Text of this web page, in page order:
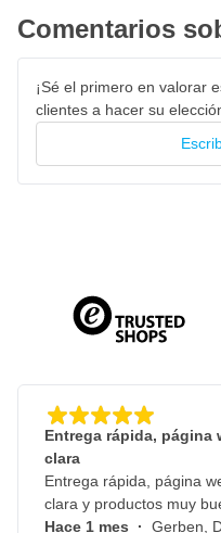
Comentarios
¡Sé el primero en valorar
clientes a hacer su
Entrega rápida, página
clara
Entrega rápida, página
clara y productos muy
Hace 1 mes · Gerben,